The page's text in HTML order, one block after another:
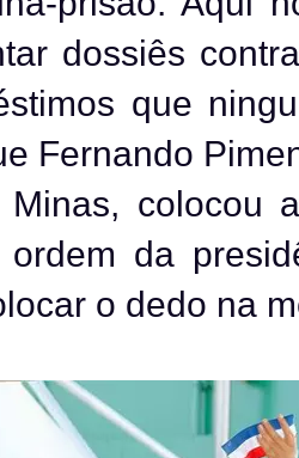
dossiês
que
Fernando
colocou
ordem da
o dedo na